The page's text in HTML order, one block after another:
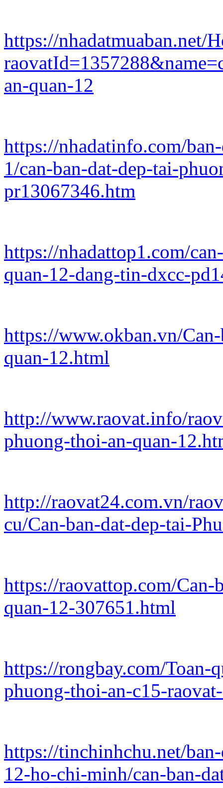
https://nhadatmuaban.net/
an-quan-12
https://nhadatinfo.com/
1/can-ban-dat-dep-tai-
pr13067346.htm
https://nhadattop1.com/
quan-12-dang-tin-dxcc-
https://www.okban.vn/
quan-12.html
http://www.raovat.info/
phuong-thoi-an-quan-
http://raovat24.com.vn/
cu/Can-ban-dat-dep-tai-
https://raovattop.com/
quan-12-307651.html
https://rongbay.com/Toan-
phuong-thoi-an-c15-
https://tinchinhchu.net/
12-ho-chi-minh/can-ban-